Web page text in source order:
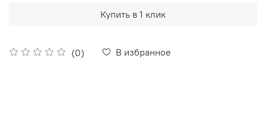
(0) В избранное
Купить в 1 клик